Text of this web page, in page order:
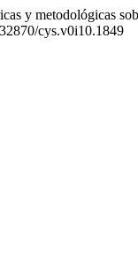
y metodológicas
cys.v0i10.1849